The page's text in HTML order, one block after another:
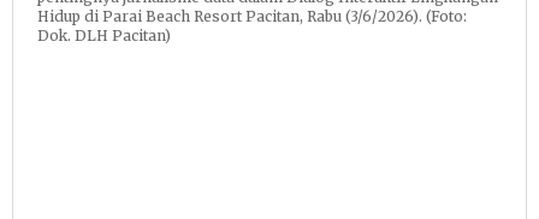
Hidup di Parai Beach Resort Pacitan, Rabu (3/6/2026). (Foto:
Dok. DLH Pacitan)